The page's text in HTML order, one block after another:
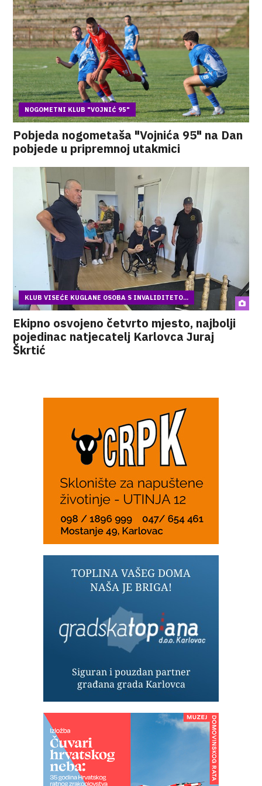
NOGOMETNI KLUB "VOJNIĆ 95"
Pobjeda nogometaša "Vojnića 95" na Dan
pobjede u pripremnoj utakmici
KLUB VISEĆE KUGLANE OSOBA S INVALIDITETO...
Ekipno osvojeno četvrto mjesto, najbolji
pojedinac natjecatelj Karlovca Juraj
Škrtić